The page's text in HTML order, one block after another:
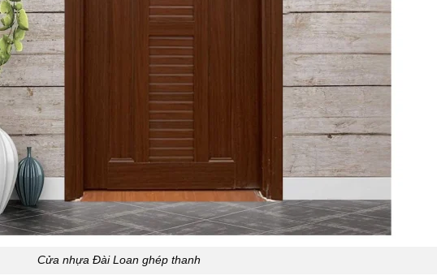
Cửa nhựa Đài Loan ghép thanh